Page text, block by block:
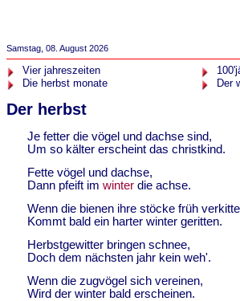
Samstag, 08. August 2026
Vier jahreszeiten
Die herbst monate
Der
Der herbst
Je fetter die vögel und dachse sind,
Um so kälter erscheint das christkind.
Fette vögel und dachse,
Dann pfeift im winter die achse.
Wenn die bienen ihre stöcke früh
Kommt bald ein harter winter geritten.
Herbstgewitter bringen schnee,
Doch dem nächsten jahr kein weh'.
Wenn die zugvögel sich vereinen,
Wird der winter bald erscheinen.